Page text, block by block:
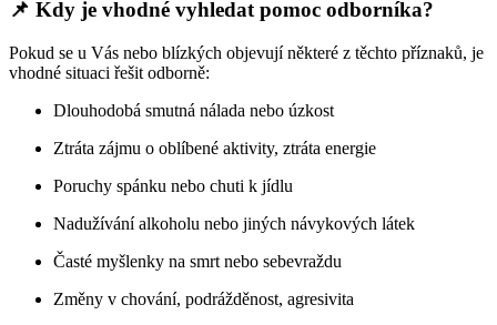
📌 Kdy je vhodné vyhledat pomoc odborníka?
Pokud se u Vás nebo blízkých objevují některé z těchto příznaků, je
vhodné situaci řešit odborně:
Dlouhodobá smutná nálada nebo úzkost
Ztráta zájmu o oblíbené aktivity, ztráta energie
Poruchy spánku nebo chuti k jídlu
Nadužívání alkoholu nebo jiných návykových látek
Časté myšlenky na smrt nebo sebevraždu
Změny v chování, podrážděnost, agresivita